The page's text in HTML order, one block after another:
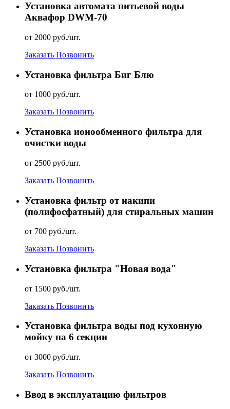
Установка автомата питьевой воды
Аквафор DWM-70
от 2000 руб./шт.
Заказать Позвонить
Установка фильтра Биг Блю
от 1000 руб./шт.
Заказать Позвонить
Установка ионообменного фильтра для
очистки воды
от 2500 руб./шт.
Заказать Позвонить
Установка фильтр от накипи
(полифосфатный) для стиральных машин
от 700 руб./шт.
Заказать Позвонить
Установка фильтра "Новая вода"
от 1500 руб./шт.
Заказать Позвонить
Установка фильтра воды под кухонную
мойку на 6 секции
от 3000 руб./шт.
Заказать Позвонить
Ввод в эксплуатацию фильтров